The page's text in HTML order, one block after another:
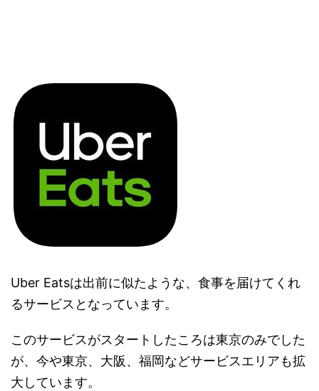
Uber Eatsは出前に似たような、食事を届けてくれ
るサービスとなっています。
このサービスがスタートしたころは東京のみでした
が、今や東京、大阪、福岡などサービスエリアも拡
大しています。